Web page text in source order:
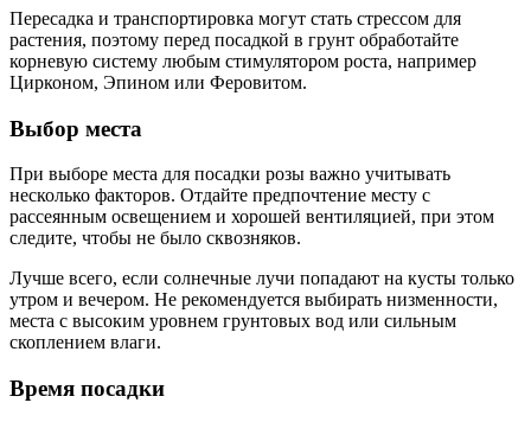
Пересадка и транспортировка могут стать стрессом для
растения, поэтому перед посадкой в грунт обработайте
корневую систему любым стимулятором роста, например
Цирконом, Эпином или Феровитом.
Выбор места
При выборе места для посадки розы важно учитывать
несколько факторов. Отдайте предпочтение месту с
рассеянным освещением и хорошей вентиляцией, при этом
следите, чтобы не было сквозняков.
Лучше всего, если солнечные лучи попадают на кусты только
утром и вечером. Не рекомендуется выбирать низменности,
места с высоким уровнем грунтовых вод или сильным
скоплением влаги.
Время посадки